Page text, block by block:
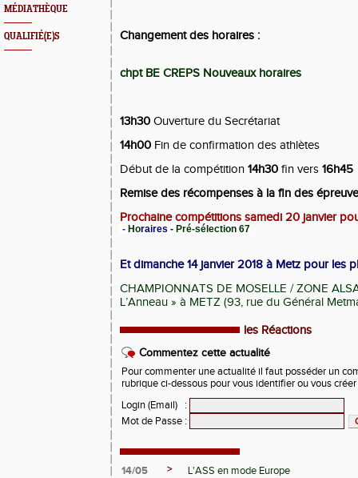
MÉDIATHÈQUE
QUALIFIÉ(E)S Changement des horaires :
chpt BE CREPS Nouveaux horaires
13h30 Ouverture du Secrétariat
14h00 Fin de confirmation des athlètes
Début de la compétition 14h30 fin vers 16h45
Remise des récompenses à la fin des
Prochaine compétitions samedi 20 janvier
- Horaires - Pré-sélection 67
Et dimanche 14 janvier 2018 à Metz pour les
CHAMPIONNATS DE MOSELLE / ZONE
L’Anneau » à METZ (93, rue du Général
les Réactions
Commentez cette actualité
Pour commenter une actualité il faut posséder un
rubrique ci-dessous pour vous identifier ou vous
Login (Email)
:
Mot de Passe :
14/05 >
L'ASS en mode Europe